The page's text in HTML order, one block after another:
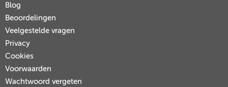
Blog
Beoordelingen
Veelgestelde vragen
Privacy
Cookies
Voorwaarden
Wachtwoord vergeten